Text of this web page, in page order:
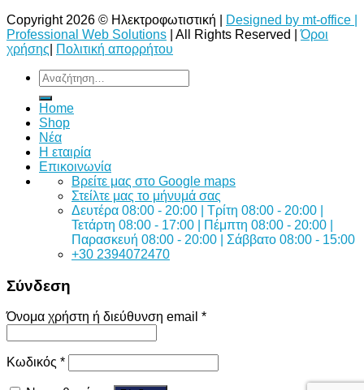
Copyright 2026 © Ηλεκτροφωτιστική |
Designed by mt-office |
Professional Web Solutions | All Rights Reserved |Όροι
χρήσης
Πολιτική απορρήτου
Αναζήτηση
για:
Home
Shop
Νέα
Η εταιρία
Επικοινωνία
Bρείτε μας στο Google maps
Στείλτε μας το μήνυμά σας
Δευτέρα 08:00 - 20:00 | Τρίτη 08:00 - 20:00 |
Τετάρτη 08:00 - 17:00 | Πέμπτη 08:00 - 20:00 |
Παρασκευή 08:00 - 20:00 | Σάββατο 08:00 - 15:00
+30 2394072470
Σύνδεση
Όνομα χρήστη ή διεύθυνση email *
Κωδικός *